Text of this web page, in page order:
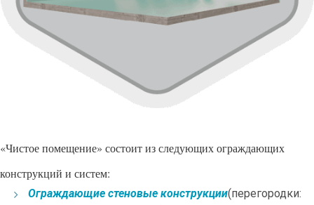
«Чистое помещение» состоит из следующих ограждающих
конструкций и систем:
Ограждающие стеновые конструкции(перегородки: